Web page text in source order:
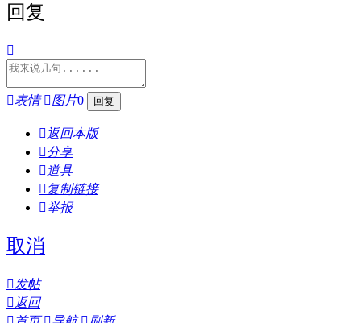
回复

表情 图片0
 返回本版
分享
 道具
 复制链接
举报
取消
发帖
 返回